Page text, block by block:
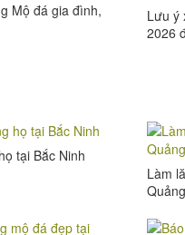
Mộ đá gia đình,
Lưu ý
2026
tại Bắc Ninh
Làm